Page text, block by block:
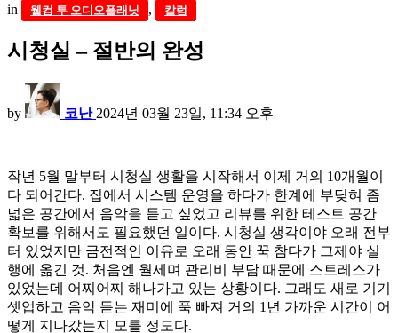
in 웰컴 투 오디오플래닛 , 칼럼
시청실 – 절반의 완성
by 코난 2024년 03월 23일, 11:34 오후
작년 5월 말부터 시청실 생활을 시작해서 이제 거의 10개월이
다 되어간다. 집에서 시스템 운영을 하다가 한계에 부딪혀 좀
넓은 공간에서 음악을 듣고 싶었고 리뷰를 위한 테스트 공간
확보를 위해서도 필요했던 일이다. 시청실 생각이야 오래 전부
터 있었지만 금전적인 이유로 오래 동안 꾹 참다가 그제야 실
행에 옮긴 것. 처음엔 월세며 관리비 부담 때문에 스트레스가
있었는데 어찌어찌 해나가고 있는 상황이다. 그래도 새로 기기
셋업하고 음악 듣는 재미에 푹 빠져 거의 1년 가까운 시간이 어
떻게 지나갔는지 모를 정도다.